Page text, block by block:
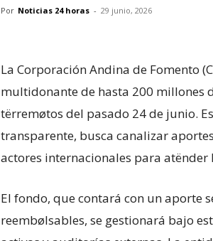
Por Noticias 24 horas - 29 junio, 2026
​La Corporación Andina de Fomento
multidonante de hasta 200 millones
tërremøtos del pasado 24 de junio.
transparente, busca canalizar
actores internacionales para atënder
​El fondo, que contará con un aporte
reembølsables, se gestionará bajo